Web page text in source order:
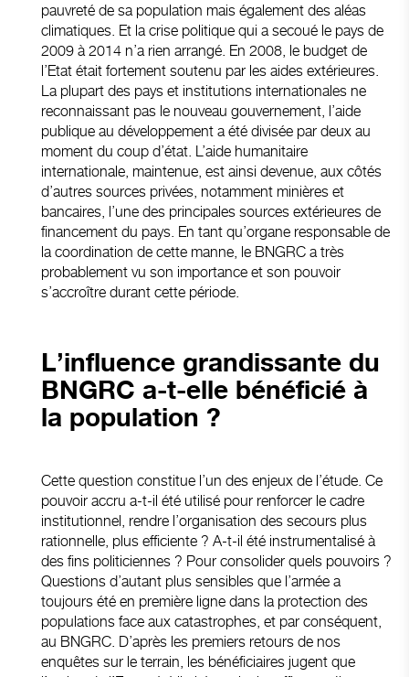
pauvreté de sa population mais également des aléas
climatiques. Et la crise politique qui a secoué le pays de
2009 à 2014 n’a rien arrangé. En 2008, le budget de
l’Etat était fortement soutenu par les aides extérieures.
La plupart des pays et institutions internationales ne
reconnaissant pas le nouveau gouvernement, l’aide
publique au développement a été divisée par deux au
moment du coup d’état. L’aide humanitaire
internationale, maintenue, est ainsi devenue, aux côtés
d’autres sources privées, notamment minières et
bancaires, l’une des principales sources extérieures de
financement du pays. En tant qu’organe responsable de
la coordination de cette manne, le BNGRC a très
probablement vu son importance et son pouvoir
s’accroître durant cette période.
L’influence grandissante du
BNGRC a-t-elle bénéficié à
la population ?
Cette question constitue l’un des enjeux de l’étude. Ce
pouvoir accru a-t-il été utilisé pour renforcer le cadre
institutionnel, rendre l’organisation des secours plus
rationnelle, plus efficiente ? A-t-il été instrumentalisé à
des fins politiciennes ? Pour consolider quels pouvoirs ?
Questions d’autant plus sensibles que l’armée a
toujours été en première ligne dans la protection des
populations face aux catastrophes, et par conséquent,
au BNGRC. D’après les premiers retours de nos
enquêtes sur le terrain, les bénéficiaires jugent que